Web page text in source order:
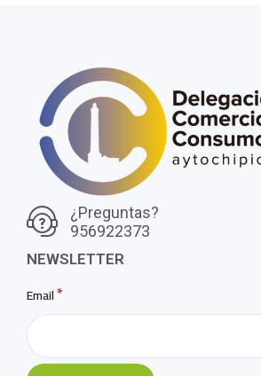
¿Preguntas?
956922373
NEWSLETTER
Email*